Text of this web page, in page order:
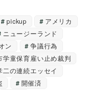
pickup
アメリカ
ニュージーランド
ン
争議行為
学童保育雇い止め裁判
二の連続エッセイ
開催済